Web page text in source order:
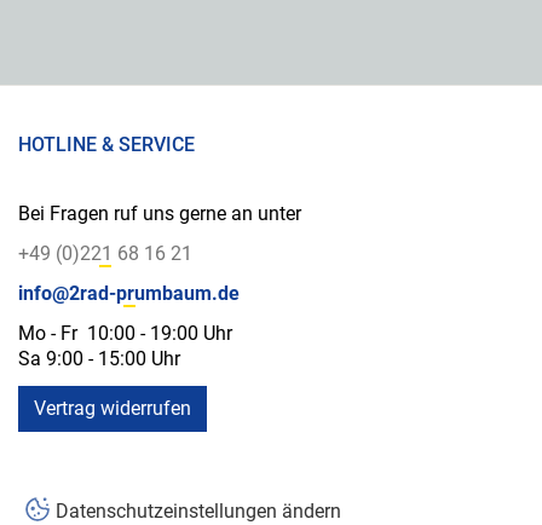
HOTLINE & SERVICE
Bei Fragen ruf uns gerne an unter
+49 (0)221 68 16 21
info@2rad-prumbaum.de
Mo - Fr 10:00 - 19:00 Uhr
Sa 9:00 - 15:00 Uhr
Vertrag widerrufen
Datenschutzeinstellungen ändern